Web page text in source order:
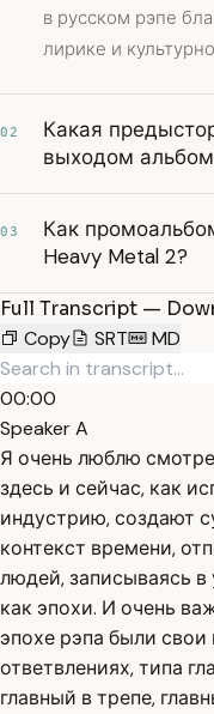
в русском рэпе
лирике и
02
Какая
выходом
03
Как
Heavy Metal 2?
Full Transcript —
Copy
SRT MD
00:00
Speaker A
Я очень люблю
здесь и сейчас, как
индустрию, создают
контекст времени,
людей, записываясь в
как эпохи. И очень
эпохе рэпа были
ответвлениях, типа
главный в трепе,